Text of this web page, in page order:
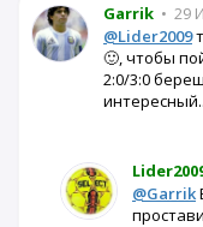
Garrik • 29
@Lider2009
🙂, чтобы
2:0/3:0
@Garrik